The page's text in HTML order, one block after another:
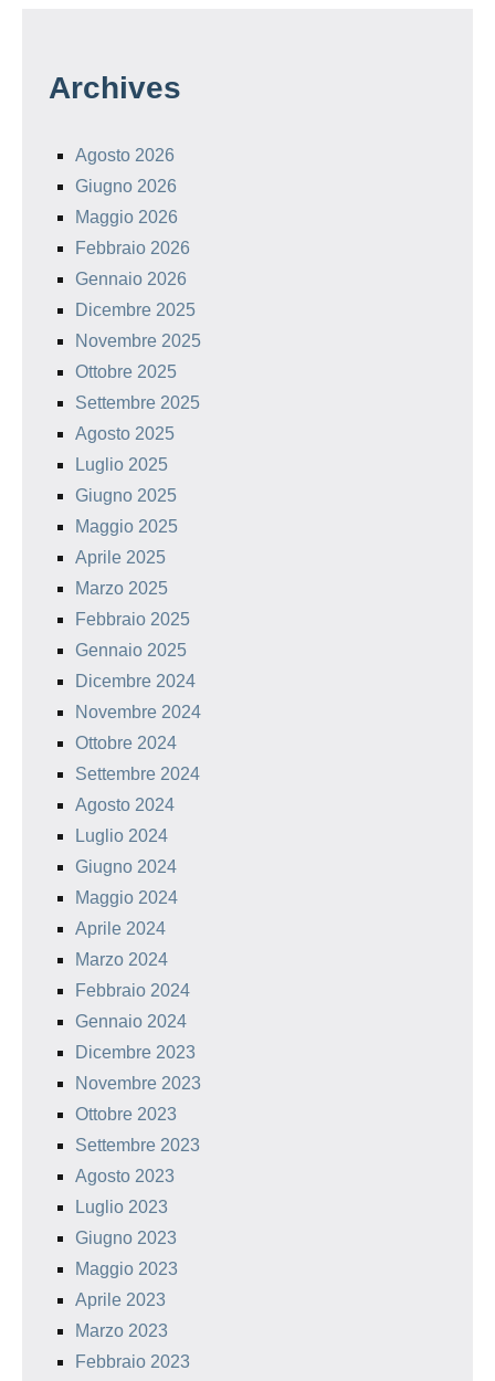
Archives
Agosto 2026
Giugno 2026
Maggio 2026
Febbraio 2026
Gennaio 2026
Dicembre 2025
Novembre 2025
Ottobre 2025
Settembre 2025
Agosto 2025
Luglio 2025
Giugno 2025
Maggio 2025
Aprile 2025
Marzo 2025
Febbraio 2025
Gennaio 2025
Dicembre 2024
Novembre 2024
Ottobre 2024
Settembre 2024
Agosto 2024
Luglio 2024
Giugno 2024
Maggio 2024
Aprile 2024
Marzo 2024
Febbraio 2024
Gennaio 2024
Dicembre 2023
Novembre 2023
Ottobre 2023
Settembre 2023
Agosto 2023
Luglio 2023
Giugno 2023
Maggio 2023
Aprile 2023
Marzo 2023
Febbraio 2023